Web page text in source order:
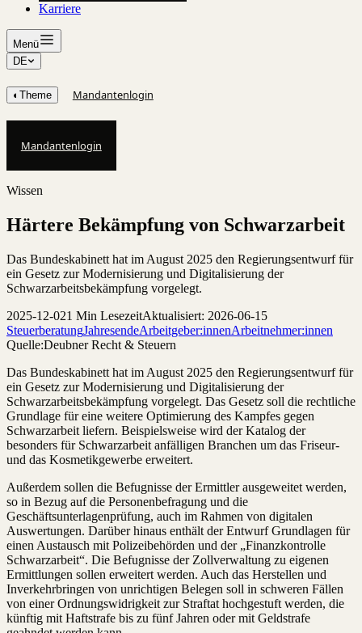
Karriere
Menü
DE
◐ Theme Mandantenlogin
Mandantenlogin
Wissen
Härtere Bekämpfung von Schwarzarbeit
Das Bundeskabinett hat im August 2025 den Regierungsentwurf für
ein Gesetz zur Modernisierung und Digitalisierung der
Schwarzarbeitsbekämpfung vorgelegt.
2025-12-021 Min LesezeitAktualisiert: 2026-06-15
SteuerberatungJahresendeArbeitgeber:innenArbeitnehmer:innen
Quelle:Deubner Recht & Steuern
Das Bundeskabinett hat im August 2025 den Regierungsentwurf für
ein Gesetz zur Modernisierung und Digitalisierung der
Schwarzarbeitsbekämpfung vorgelegt. Das Gesetz soll die rechtliche
Grundlage für eine weitere Optimierung des Kampfes gegen
Schwarzarbeit liefern. Beispielsweise wird der Katalog der
besonders für Schwarzarbeit anfälligen Branchen um das Friseur-
und das Kosmetikgewerbe erweitert.
Außerdem sollen die Befugnisse der Ermittler ausgeweitet werden,
so in Bezug auf die Personenbefragung und die
Geschäftsunterlagenprüfung, auch im Rahmen von digitalen
Auswertungen. Darüber hinaus enthält der Entwurf Grundlagen für
einen Austausch mit Polizeibehörden und der „Finanzkontrolle
Schwarzarbeit“. Die Befugnisse der Zollverwaltung zu eigenen
Ermittlungen sollen erweitert werden. Auch das Herstellen und
Inverkehrbringen von unrichtigen Belegen soll in schweren Fällen
von einer Ordnungswidrigkeit zur Straftat hochgestuft werden, die
künftig mit Haftstrafe bis zu fünf Jahren oder mit Geldstrafe